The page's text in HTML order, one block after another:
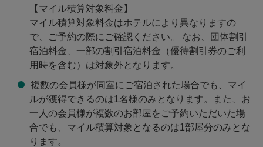
【マイル積算対象料金】
マイル積算対象料金はホテルにより異なりますの
で、ご予約の際にご確認ください。 なお、団体割引
宿泊料金、一部の割引宿泊料金（優待割引券のご利
用時を含む）は対象外となります。
複数の会員様が同室にご宿泊された場合でも、マイ
ルが獲得できるのは1名様のみとなります。また、お
一人の会員様が複数のお部屋をご予約いただいた場
合でも、マイル積算対象となるのは1部屋分のみとな
ります。